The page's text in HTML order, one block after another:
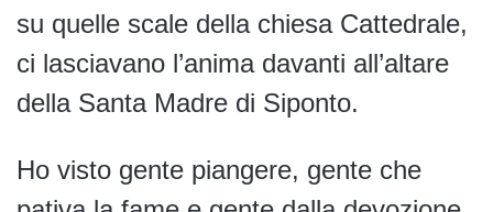
su quelle scale della chiesa Cattedrale,
ci lasciavano l’anima davanti all’altare
della Santa Madre di Siponto.
Ho visto gente piangere, gente che